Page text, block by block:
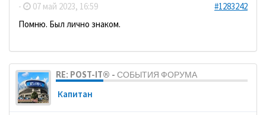
- 07 май 2023, 16:59
#1283242
Помню. Был лично знаком.
RE: POST-IT® - СОБЫТИЯ ФОРУМА
Кaпитaн